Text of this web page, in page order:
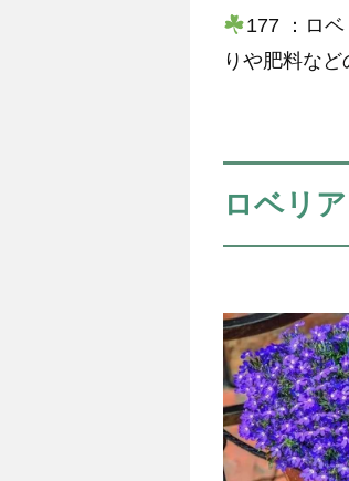
177 ：ロ
りや肥料な
ロベリ